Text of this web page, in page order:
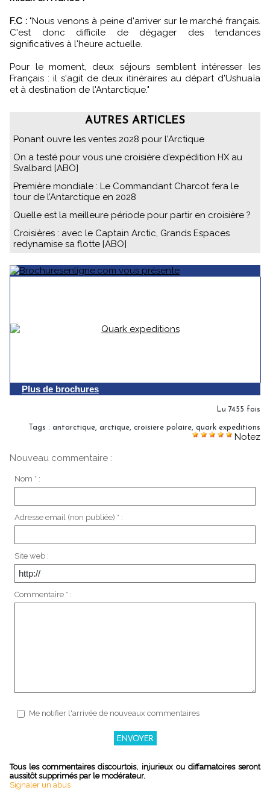
F.C :"Nous venons à peine d'arriver sur le marché français.
C'est donc difficile de dégager des tendances
significatives à l'heure actuelle.
Pour le moment, deux séjours semblent intéresser les
Français : il s'agit de deux itinéraires au départ d'Ushuaïa
et à destination de l'Antarctique."
AUTRES ARTICLES
Ponant ouvre les ventes 2028 pour l'Arctique
On a testé pour vous une croisière d’expédition HX au
Svalbard [ABO]
Première mondiale : Le Commandant Charcot fera le
tour de l’Antarctique en 2028
Quelle est la meilleure période pour partir en croisière ?
Croisières : avec le Captain Arctic, Grands Espaces
redynamise sa flotte [ABO]
Plus de brochures
Lu 7455 fois
Tags : antarctique, arctique, croisiere polaire, quark expeditions
Notez
Nouveau commentaire :
Nom * :
Adresse email (non publiée) * :
Site web :
Commentaire * :
Me notifier l'arrivée de nouveaux commentaires
Tous les commentaires discourtois, injurieux ou diffamatoires seront
aussitôt supprimés par le modérateur.
Signaler un abus